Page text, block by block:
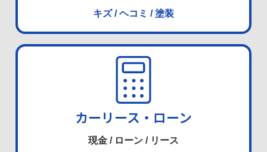
キズ / ヘコミ / 塗装
カーリース・ローン
現金 / ローン / リース